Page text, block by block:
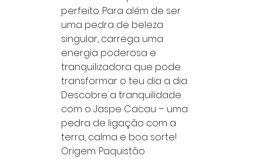
perfeito. Para além de ser
uma pedra de beleza
singular, carrega uma
energia poderosa e
tranquilizadora que pode
transformar o teu dia a dia.
Descobre a tranquilidade
com o Jaspe Cacau – uma
pedra de ligação com a
terra, calma e boa sorte!
Origem: Paquistão